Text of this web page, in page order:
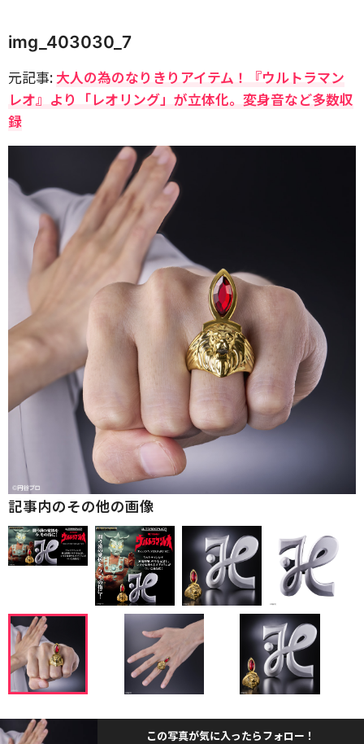
img_403030_7
元記事:大人の為のなりきりアイテム！『ウルトラマン
レオ』より「レオリング」が立体化。変身音など多数収
録
記事内のその他の画像
この写真が気に入ったらフォロー！